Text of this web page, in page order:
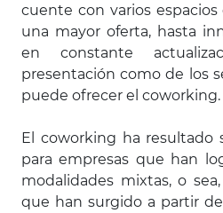
cuente con varios
una mayor oferta, hasta
en constante
presentación como de los
puede ofrecer el coworking.
El coworking ha resultado
para empresas que han
modalidades mixtas, o
que han surgido a partir